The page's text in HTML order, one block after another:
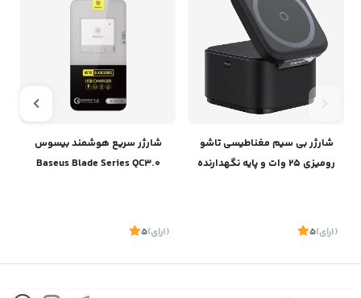
شارژر بی سیم مغناطیسی تاشو
رومیزی 25 وات و پایه نگهدارنده
Wireless Charger 25W BS-
(1 رای)
5
شارژر سریع هوشمند بیسوس
Baseus Blade Series QC3.0
(1 رای)
5